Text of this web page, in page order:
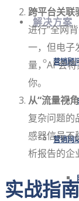
解决方案
营销顾
营销网
跨平台关联
进行“全网
一，但电子
量，AI 会
你。
从“流量视
复杂问题的
感器信号不
析报告的企
实战指